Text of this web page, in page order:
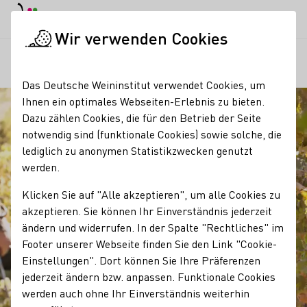
Wir verwenden Cookies
Das Deutsche Weininstitut verwendet Cookies, um
Ihnen ein optimales Webseiten-Erlebnis zu bieten.
Dazu zählen Cookies, die für den Betrieb der Seite
notwendig sind (funktionale Cookies) sowie solche, die
lediglich zu anonymen Statistikzwecken genutzt
werden.
Klicken Sie auf "Alle akzeptieren", um alle Cookies zu
akzeptieren. Sie können Ihr Einverständnis jederzeit
ändern und widerrufen. In der Spalte "Rechtliches" im
Footer unserer Webseite finden Sie den Link "Cookie-
Einstellungen". Dort können Sie Ihre Präferenzen
jederzeit ändern bzw. anpassen. Funktionale Cookies
werden auch ohne Ihr Einverständnis weiterhin